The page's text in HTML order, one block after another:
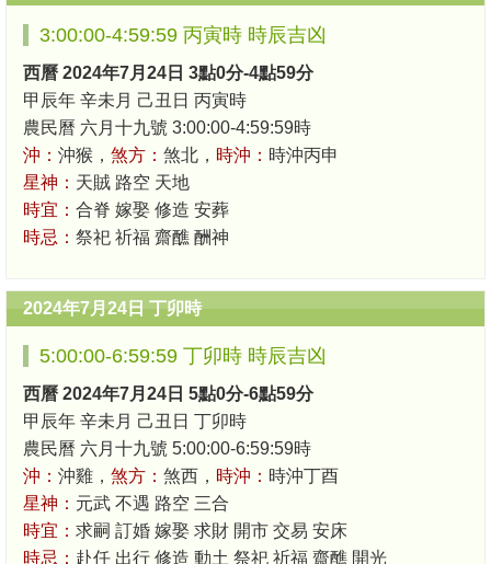
3:00:00-4:59:59 丙寅時 時辰吉凶
西曆 2024年7月24日 3點0分-4點59分
甲辰年 辛未月 己丑日 丙寅時
農民曆 六月十九號 3:00:00-4:59:59時
沖： 沖猴， 煞方： 煞北， 時沖： 時沖丙申
星神： 天賊 路空 天地
時宜： 合脊 嫁娶 修造 安葬
時忌： 祭祀 祈福 齋醮 酬神
2024年7月24日 丁卯時
5:00:00-6:59:59 丁卯時 時辰吉凶
西曆 2024年7月24日 5點0分-6點59分
甲辰年 辛未月 己丑日 丁卯時
農民曆 六月十九號 5:00:00-6:59:59時
沖： 沖雞， 煞方： 煞西， 時沖： 時沖丁酉
星神： 元武 不遇 路空 三合
時宜： 求嗣 訂婚 嫁娶 求財 開市 交易 安床
時忌： 赴任 出行 修造 動土 祭祀 祈福 齋醮 開光